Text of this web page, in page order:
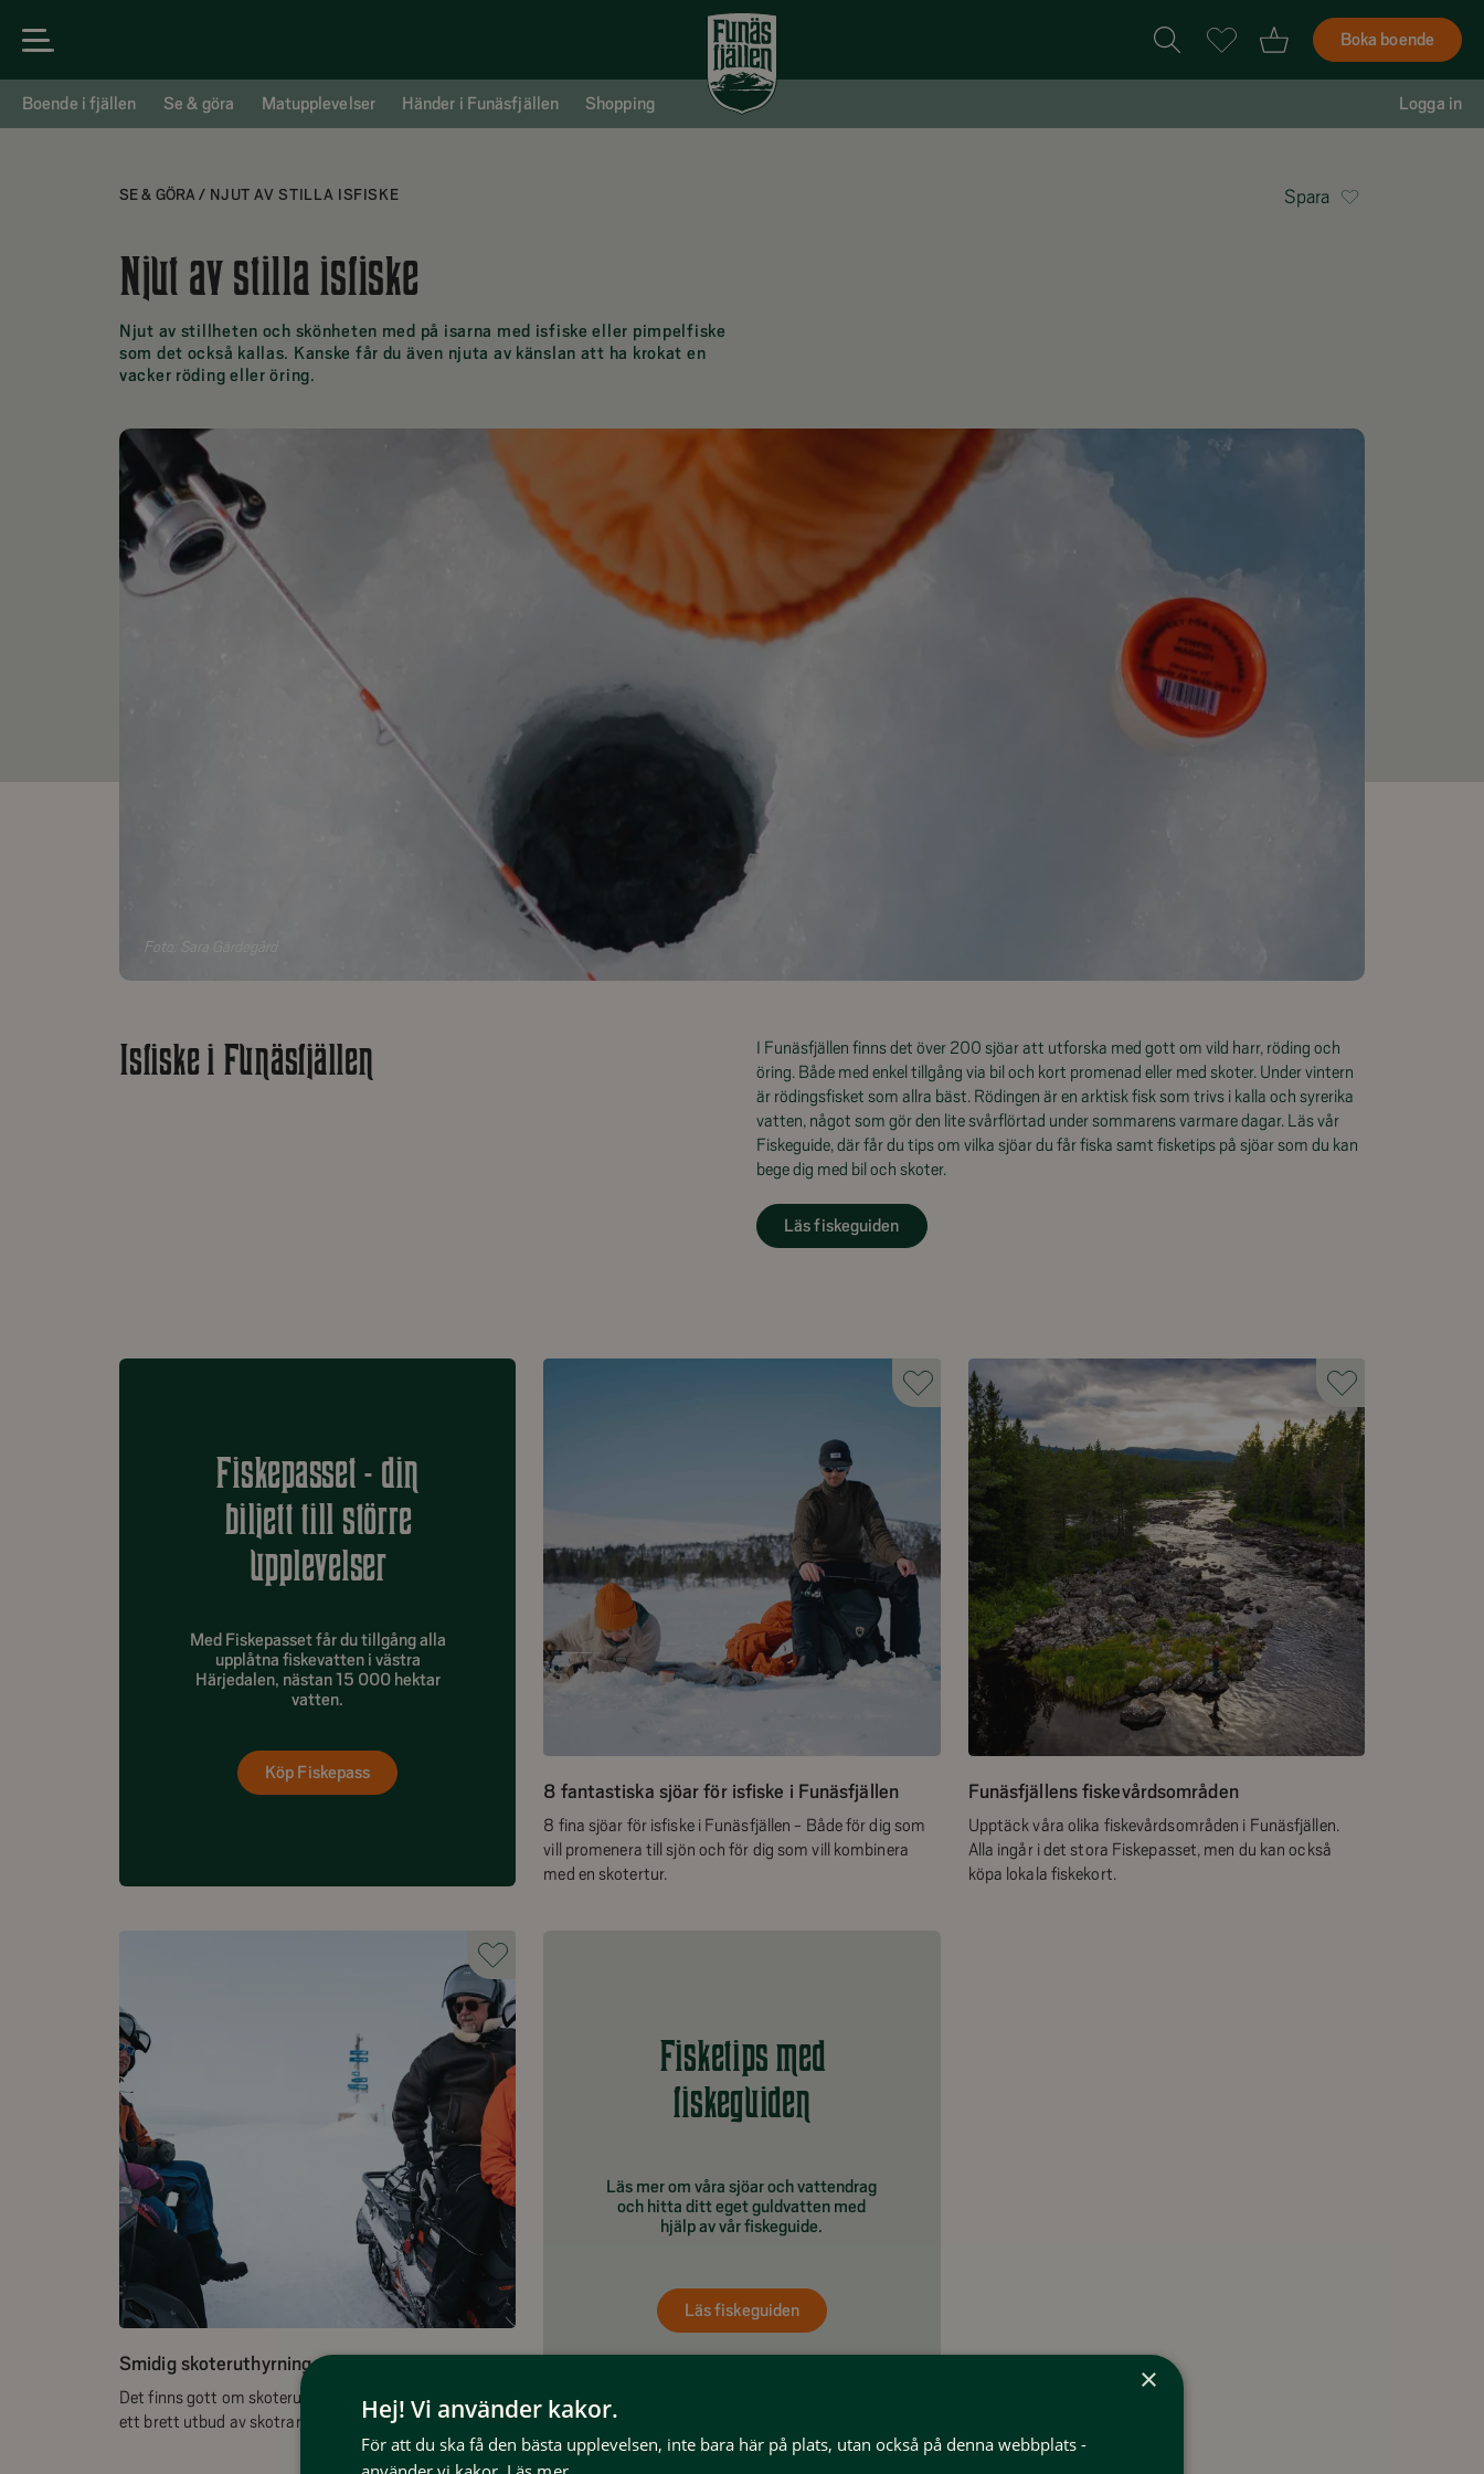
Boka boende
Boende i fjällen Se & göra Matupplevelser Händer i Funäsfjällen Shopping Logga in
SE & GÖRA / NJUT AV STILLA ISFISKE Spara
Njut av stilla isfiske
Njut av stillheten och skönheten med på isarna med isfiske eller pimpelfiske
som det också kallas. Kanske får du även njuta av känslan att ha krokat en
vacker röding eller öring.
Foto:
Isfiske i Funäsfjällen
I Funäsfjällen finns det över 200 sjöar att utforska med gott om vild harr, röding och
öring. Både med enkel tillgång via bil och kort promenad eller med skoter. Under vintern
är rödingsfisket som allra bäst. Rödingen är en arktisk fisk som trivs i kalla och syrerika
vatten, något som gör den lite svårflörtad under sommarens varmare dagar. Läs vår
Fiskeguide, där får du tips om vilka sjöar du får fiska samt fisketips på sjöar som du kan
bege dig med bil och skoter.
Läs fiskeguiden
Fiskepasset - din
biljett till större
upplevelser
Med Fiskepasset får du tillgång alla
upplåtna fiskevatten i västra
Härjedalen, nästan 15 000 hektar
vatten.
Köp Fiskepass
8 fantastiska sjöar för isfiske i Funäsfjällen
8 fina sjöar för isfiske i Funäsfjällen - Både för dig som
vill promenera till sjön och för dig som vill kombinera
med en skotertur.
Funäsfjällens fiskevårdsområden
Upptäck våra olika fiskevårdsområden i Funäsfjällen.
Alla ingår i det stora Fiskepasset, men du kan också
köpa lokala fiskekort.
Smidig skoteruthyrning
Det finns gott om skoteruthyrare i Funäsfjällen som har
ett brett utbud av skotrar för dina behov.
Fisketips med
fiskeguiden
Läs mer om våra sjöar och vattendrag
och hitta ditt eget guldvatten med
hjälp av vår fiskeguide.
Läs fiskeguiden
×
Hej! Vi använder kakor.
För att du ska få den bästa upplevelsen, inte bara här på plats, utan också på denna webbplats -